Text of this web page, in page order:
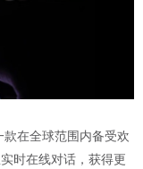
在全球范围内备受欢
时在线对话，获得更